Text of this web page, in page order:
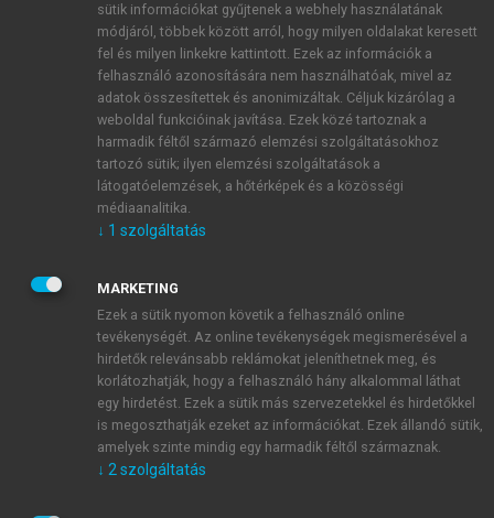
ÚJ FIÓK LÉTREHOZÁSA
1 óra díjmentes hozzáférés
E-MAIL-CÍM
JELSZÓ
JELSZÓ ÚJRA
Kérek értesítést a MeRSZ újdonságairól, akcióiról.
Kérek értesítést az Akadémiai Kiadó Zrt. újdonságairól,
sütik információkat gyűjtenek a webhely használatának
módjáról, többek között arról, hogy milyen oldalakat keresett
fel és milyen linkekre kattintott. Ezek az információk a
felhasználó azonosítására nem használhatóak, mivel az
adatok összesítettek és anonimizáltak. Céljuk kizárólag a
weboldal funkcióinak javítása. Ezek közé tartoznak a
harmadik féltől származó elemzési szolgáltatásokhoz
tartozó sütik; ilyen elemzési szolgáltatások a
látogatóelemzések, a hőtérképek és a közösségi
médiaanalitika.
↓ 1 szolgáltatás
MARKETING
Ezek a sütik nyomon követik a felhasználó online
tevékenységét. Az online tevékenységek megismerésével a
hirdetők relevánsabb reklámokat jeleníthetnek meg, és
korlátozhatják, hogy a felhasználó hány alkalommal láthat
egy hirdetést. Ezek a sütik más szervezetekkel és hirdetőkkel
is megoszthatják ezeket az információkat. Ezek állandó sütik,
amelyek szinte mindig egy harmadik féltől származnak.
↓ 2 szolgáltatás